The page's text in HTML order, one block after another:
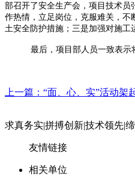
部召开了安全生产会，项目技术
作热情，立足岗位，克服难关，不
土安全防护措施；三是加强对施工
最后，项目部人员一致表示
上一篇：“面、心、实”活动架
求真务实|拼搏创新|技术领先|
友情链接
相关单位